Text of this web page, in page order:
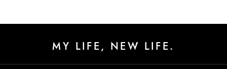
MY LIFE, NEW LIFE.